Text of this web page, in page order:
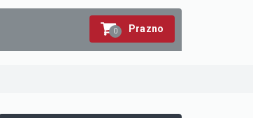
0 Prazno